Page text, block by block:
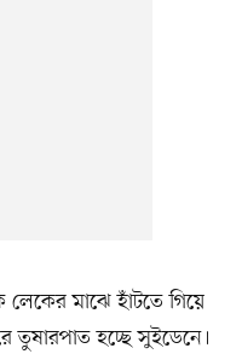
মাঝে হাঁটতে গিয়ে
তুষারপাত হচ্ছে সুইডেনে।